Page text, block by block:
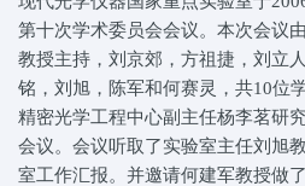
第十次学术委员会会议。本次会议
教授主持，刘京郊，方祖捷，刘立
铭，刘旭，陈军和何赛灵，共10位
精密光学工程中心副主任杨李茗研
会议。会议听取了实验室主任刘旭
室工作汇报。并邀请何建军教授做